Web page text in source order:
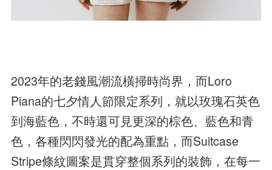
2023年的老錢風潮流橫掃時尚界，而Loro
Piana的七夕情人節限定系列，就以玫瑰石英色
到海藍色，不時還可見更深的棕色、藍色和青
色，各種閃閃發光的配為重點，而Suitcase
Stripe條紋圖案是貫穿整個系列的裝飾，在每一